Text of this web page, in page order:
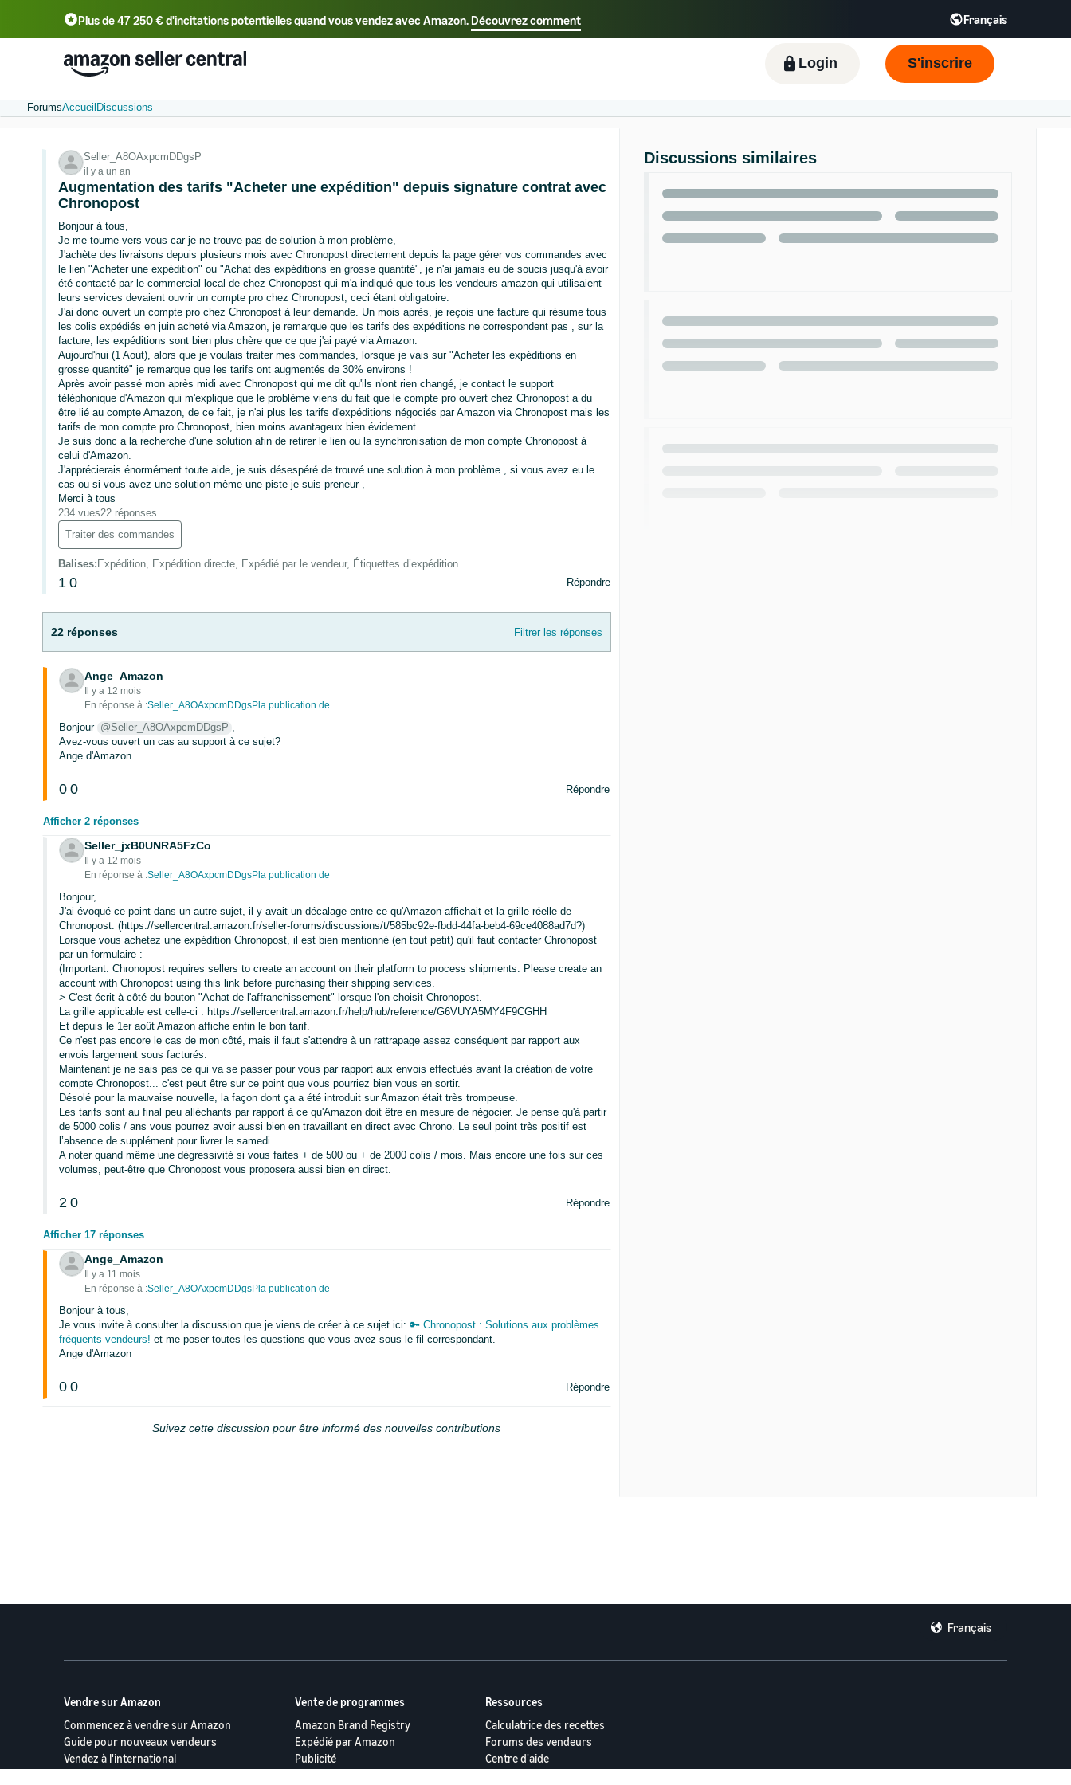
Plus de 47 250 € d'incitations potentielles quand vous vendez avec Amazon.Découvrez comment Français
Select your preferred language
中文 - CN 中文 - TW Deutsch - DE Español - ES English - FR
Login S'inscrire
ForumsAccueil Discussions
Seller_A8OAxpcmDDgsP
il y a un an
Augmentation des tarifs "Acheter une expédition" depuis signature contrat avec
Chronopost
Bonjour à tous,
Je me tourne vers vous car je ne trouve pas de solution à mon problème,
J'achète des livraisons depuis plusieurs mois avec Chronopost directement depuis la page gérer vos commandes avec
le lien "Acheter une expédition" ou "Achat des expéditions en grosse quantité", je n'ai jamais eu de soucis jusqu'à avoir
été contacté par le commercial local de chez Chronopost qui m'a indiqué que tous les vendeurs amazon qui utilisaient
leurs services devaient ouvrir un compte pro chez Chronopost, ceci étant obligatoire.
J'ai donc ouvert un compte pro chez Chronopost à leur demande. Un mois après, je reçois une facture qui résume tous
les colis expédiés en juin acheté via Amazon, je remarque que les tarifs des expéditions ne correspondent pas , sur la
facture, les expéditions sont bien plus chère que ce que j'ai payé via Amazon.
Aujourd'hui (1 Aout), alors que je voulais traiter mes commandes, lorsque je vais sur "Acheter les expéditions en
grosse quantité" je remarque que les tarifs ont augmentés de 30% environs !
Après avoir passé mon après midi avec Chronopost qui me dit qu'ils n'ont rien changé, je contact le support
téléphonique d'Amazon qui m'explique que le problème viens du fait que le compte pro ouvert chez Chronopost a du
être lié au compte Amazon, de ce fait, je n'ai plus les tarifs d'expéditions négociés par Amazon via Chronopost mais les
tarifs de mon compte pro Chronopost, bien moins avantageux bien évidement.
Je suis donc a la recherche d'une solution afin de retirer le lien ou la synchronisation de mon compte Chronopost à
celui d'Amazon.
J'apprécierais énormément toute aide, je suis désespéré de trouvé une solution à mon problème , si vous avez eu le
cas ou si vous avez une solution même une piste je suis preneur ,
Merci à tous
234 vues22 réponses
Traiter des commandes
Balises: Expédition, Expédition directe, Expédié par le vendeur, Étiquettes d’expédition
1 0 Répondre
22 réponses Filtrer les réponses
Ange_Amazon
Il y a 12 mois
En réponse à :Seller_A8OAxpcmDDgsPla publication de
Bonjour @Seller_A8OAxpcmDDgsP ,
Avez-vous ouvert un cas au support à ce sujet?
Ange d'Amazon
0 0 Répondre
Afficher 2 réponses
Seller_jxB0UNRA5FzCo
Il y a 12 mois
En réponse à :Seller_A8OAxpcmDDgsPla publication de
Bonjour,
J'ai évoqué ce point dans un autre sujet, il y avait un décalage entre ce qu'Amazon affichait et la grille réelle de
Chronopost. (https://sellercentral.amazon.fr/seller-forums/discussions/t/585bc92e-fbdd-44fa-beb4-69ce4088ad7d?)
Lorsque vous achetez une expédition Chronopost, il est bien mentionné (en tout petit) qu'il faut contacter Chronopost
par un formulaire :
(Important: Chronopost requires sellers to create an account on their platform to process shipments. Please create an
account with Chronopost using this link before purchasing their shipping services.
> C'est écrit à côté du bouton "Achat de l'affranchissement" lorsque l'on choisit Chronopost.
La grille applicable est celle-ci : https://sellercentral.amazon.fr/help/hub/reference/G6VUYA5MY4F9CGHH
Et depuis le 1er août Amazon affiche enfin le bon tarif.
Ce n'est pas encore le cas de mon côté, mais il faut s'attendre à un rattrapage assez conséquent par rapport aux
envois largement sous facturés.
Maintenant je ne sais pas ce qui va se passer pour vous par rapport aux envois effectués avant la création de votre
compte Chronopost... c'est peut être sur ce point que vous pourriez bien vous en sortir.
Désolé pour la mauvaise nouvelle, la façon dont ça a été introduit sur Amazon était très trompeuse.
Les tarifs sont au final peu alléchants par rapport à ce qu'Amazon doit être en mesure de négocier. Je pense qu'à partir
de 5000 colis / ans vous pourrez avoir aussi bien en travaillant en direct avec Chrono. Le seul point très positif est
l’absence de supplément pour livrer le samedi.
A noter quand même une dégressivité si vous faites + de 500 ou + de 2000 colis / mois. Mais encore une fois sur ces
volumes, peut-être que Chronopost vous proposera aussi bien en direct.
2 0 Répondre
Afficher 17 réponses
Ange_Amazon
Il y a 11 mois
En réponse à :Seller_A8OAxpcmDDgsPla publication de
Bonjour à tous,
Je vous invite à consulter la discussion que je viens de créer à ce sujet ici:🔑 Chronopost : Solutions aux problèmes
fréquents vendeurs! et me poser toutes les questions que vous avez sous le fil correspondant.
Ange d'Amazon
0 0 Répondre
Suivez cette discussion pour être informé des nouvelles contributions
Discussions similaires
Français
Vendre sur Amazon
Commencez à vendre sur Amazon
Guide pour nouveaux vendeurs
Vendez à l'international
Vente de programmes
Amazon Brand Registry
Expédié par Amazon
Publicité
Ressources
Calculatrice des recettes
Forums des vendeurs
Centre d'aide